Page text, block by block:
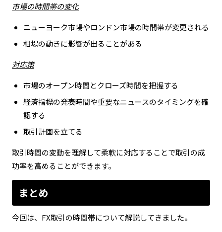
市場の時間帯の変化
ニューヨーク市場やロンドン市場の時間帯が変更される
相場の動きに影響が出ることがある
対応策
市場のオープン時間とクローズ時間を把握する
経済指標の発表時間や重要なニュースのタイミングを確
認する
取引計画を立てる
取引時間の変動を理解して柔軟に対応することで取引の成
功率を高めることができます。
まとめ
今回は、FX取引の時間帯について解説してきました。